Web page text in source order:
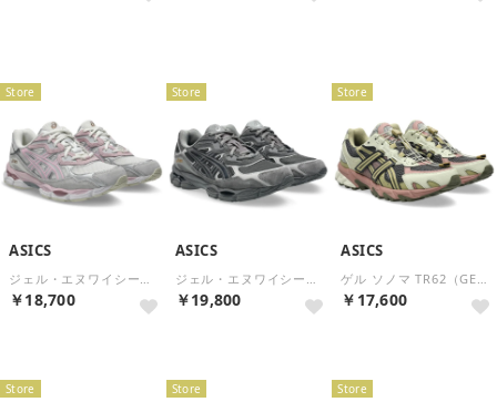
Store
ASICS
￥18,700
Store
ASICS
￥19,800
Store
ASICS
￥17,600
Store Store Store